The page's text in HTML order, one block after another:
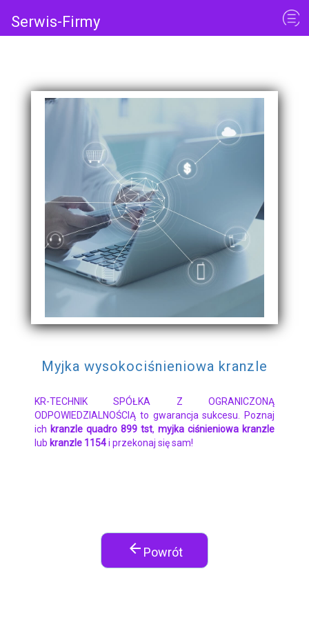
Serwis-Firmy
Myjka wysokociśnieniowa kranzle
KR-TECHNIK SPÓŁKA Z OGRANICZONĄ
ODPOWIEDZIALNOŚCIĄ to gwarancja sukcesu. Poznaj
ich kranzle quadro 899 tst, myjka ciśnieniowa kranzle
lub kranzle 1154i przekonaj się sam!
arrow_back Powrót